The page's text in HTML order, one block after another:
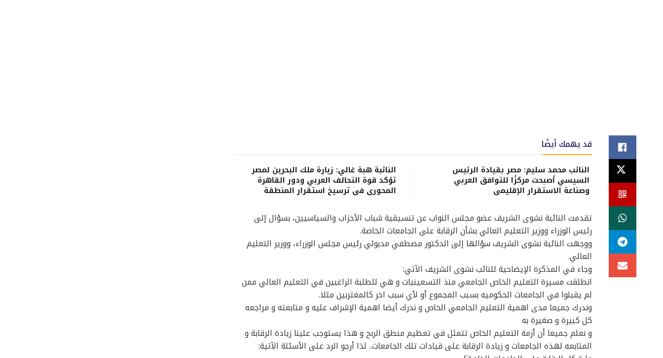
قد يهمك أيضًا
النائب محمد سليم: مصر بقيادة الرئيس
السيسي أصبحت مركزًا للتوافق العربي
وصناعة الاستقرار الإقليمي
النائبة هبة غالي: زيارة ملك البحرين لمصر
تؤكد قوة التحالف العربي ودور القاهرة
المحوري في ترسيخ استقرار المنطقة
تقدمت النائبة نشوى الشريف عضو مجلس النواب عن تنسيقية شباب الأحزاب والسياسيين، بسؤال إلى
رئيس الوزراء ووزير التعليم العالي بشأن الرقابة على الجامعات الخاصة.
ووجهت النائبة نشوى الشريف سؤالها إلى الدكتور مصطفي مدبولي رئیس مجلس الوزراء، ووزير التعليم
العالي.
وجاء في المذكرة الإيضاحية للنائب نشوى الشريف الآتي:
انطلقت مسيرة التعليم الخاص الجامعي منذ التسعينيات و هي للطلبة الراغبين في التعليم العالي ممن
لم يقبلوا في الجامعات الحكوميه بسبب المجموع أو لأي سبب اخر كالمغتربين مثلا.
وندرك جميعا مدى اهمية التعليم الجامعي الخاص و ندرك أيضا اهمية الإشراف عليه و متابعته و مراجعه
كل كبيرة و صغيرة به
و نعلم جميعا أن أزمة التعليم الخاص تتمثل في تعظيم منطق الربح و هذا يستوجب علينا زيادة الرقابة و
المتابعه لهذه الجامعات و زيادة الرقابة على قيادات تلك الجامعات.. لذا أرجو الرد على الأسئلة الآتية: